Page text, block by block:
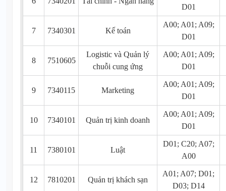
D01
7 7340301 Kế toán
A00; A01; A09;
D01
8 7510605
Logistic và Quản lý
chuỗi cung ứng
A00; A01; A09;
D01
9 7340115 Marketing
A00; A01; A09;
D01
10 7340101 Quản trị kinh doanh
A00; A01; A09;
D01
11 7380101 Luật
D01; C20; A07;
A00
12 7810201 Quản trị khách sạn
A01; A07; D01;
D03; D14